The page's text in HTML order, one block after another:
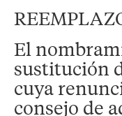
El
sustitución
cuya
consejo de